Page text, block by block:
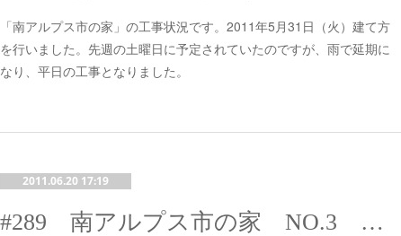
「南アルプス市の家」の工事状況です。2011年5月31日（火）建て方
を行いました。先週の土曜日に予定されていたのですが、雨で延期に
なり、平日の工事となりました。
2011.06.20 17:19
#289 南アルプス市の家 NO.3 各種打合せ